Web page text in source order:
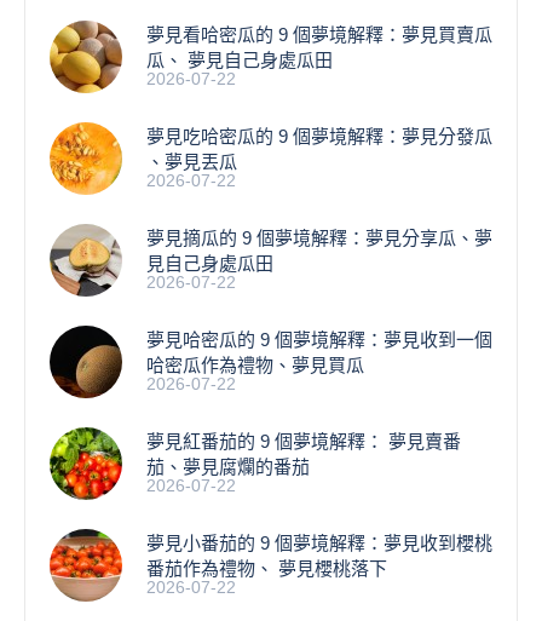
夢見看哈密瓜的 9 個夢境解釋：夢見買賣瓜
瓜、 夢見自己身處瓜田
2026-07-22
夢見吃哈密瓜的 9 個夢境解釋：夢見分發瓜
、夢見丟瓜
2026-07-22
夢見摘瓜的 9 個夢境解釋：夢見分享瓜、夢
見自己身處瓜田
2026-07-22
夢見哈密瓜的 9 個夢境解釋：夢見收到一個
哈密瓜作為禮物、夢見買瓜
2026-07-22
夢見紅番茄的 9 個夢境解釋： 夢見賣番
茄、夢見腐爛的番茄
2026-07-22
​夢見小番茄的 9 個夢境解釋：夢見收到櫻桃
番茄作為禮物、 夢見櫻桃落下
2026-07-22